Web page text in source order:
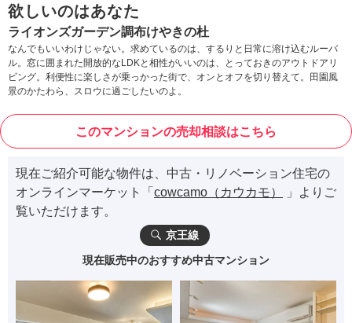
欲しいのはあなた
ライオンズガーデン調布けやきの杜
なんでもいいわけじゃない。求めているのは、するりと日常に溶け込むルーバ
ル。窓に囲まれた開放的なLDKと相性がいいのは、とっておきのアウトドアリ
ビング。利便性に楽しさが乗っかった街で、オンとオフを切り替えて。田園風
景のかたわら、スロウに過ごしたいのよ。
このマンションの売却相談はこちら
現在ご紹介可能な物件は、中古・リノベーション住宅の
オンラインマーケット「 cowcamo（カウカモ）
」よりご
覧いただけます。
京王線
現在販売中のおすすめ中古マンション